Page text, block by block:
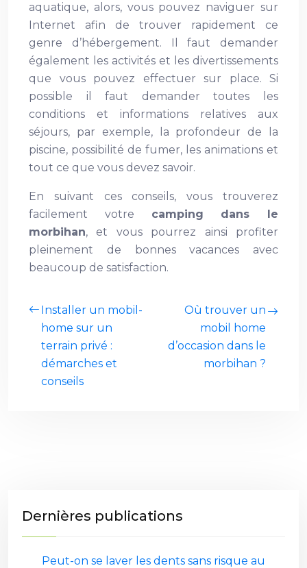
aquatique, alors, vous pouvez naviguer sur
Internet afin de trouver rapidement ce
genre d’hébergement. Il faut demander
également les activités et les divertissements
que vous pouvez effectuer sur place. Si
possible il faut demander toutes les
conditions et informations relatives aux
séjours, par exemple, la profondeur de la
piscine, possibilité de fumer, les animations et
tout ce que vous devez savoir.
En suivant ces conseils, vous trouverez
facilement votre camping dans le
morbihan, et vous pourrez ainsi profiter
pleinement de bonnes vacances avec
beaucoup de satisfaction.
Installer un mobil-
home sur un
terrain privé :
démarches et
conseils
Où trouver un
mobil home
d’occasion dans le
morbihan ?
Dernières publications
Peut-on se laver les dents sans risque au